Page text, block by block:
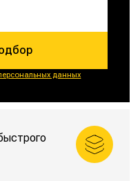
данных